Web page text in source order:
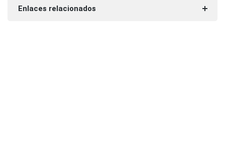
Enlaces relacionados